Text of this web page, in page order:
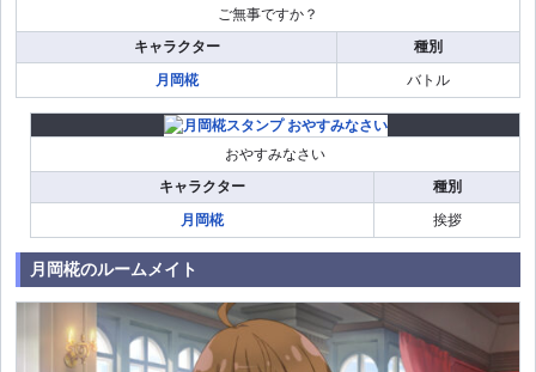
ご無事ですか？
キャラクター
種別
月岡椛
バトル
おやすみなさい
キャラクター
種別
月岡椛
挨拶
月岡椛のルームメイト